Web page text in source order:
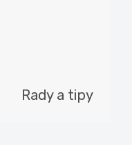
Rady a tipy